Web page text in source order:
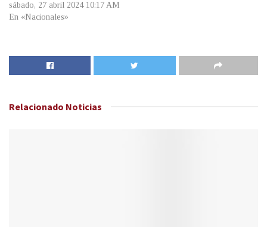
sábado, 27 abril 2024 10:17 AM
En «Nacionales»
Relacionado Noticias